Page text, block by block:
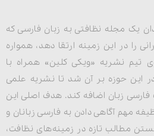
یک مجله نظافتی به زبان فارسی که
را در این زمینه ارتقا دهد، همواره
نشریه «ویکی کلین» همراه با
این حوزه بر آن شد تا نشریه علمی
زبان اضافه کند. هدف اصلی این
مهم آگاهی دادن به فارسی زبانان و
مطالب تازه در زمینه‌های نظافت،